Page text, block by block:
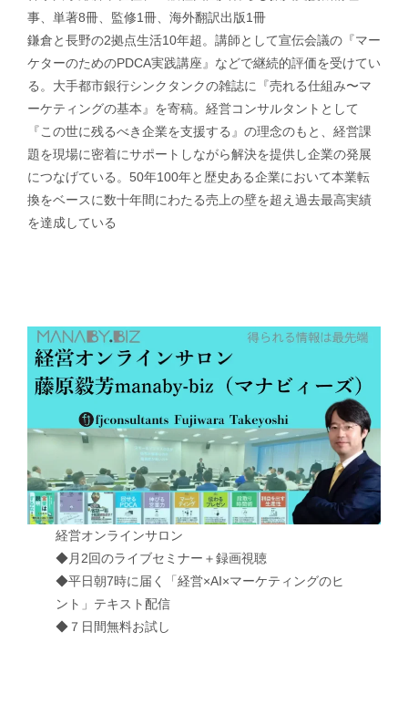
事、単著8冊、監修1冊、海外翻訳出版1冊
鎌倉と長野の2拠点生活10年超。講師として宣伝会議の『マー
ケターのためのPDCA実践講座』などで継続的評価を受けてい
る。大手都市銀行シンクタンクの雑誌に『売れる仕組み〜マ
ーケティングの基本』を寄稿。経営コンサルタントとして
『この世に残るべき企業を支援する』の理念のもと、経営課
題を現場に密着にサポートしながら解決を提供し企業の発展
につなげている。50年100年と歴史ある企業において本業転
換をベースに数十年間にわたる売上の壁を超え過去最高実績
を達成している
経営オンラインサロン
◆月2回のライブセミナー＋録画視聴
◆平日朝7時に届く「経営×AI×マーケティングのヒ
ント」テキスト配信
◆７日間無料お試し